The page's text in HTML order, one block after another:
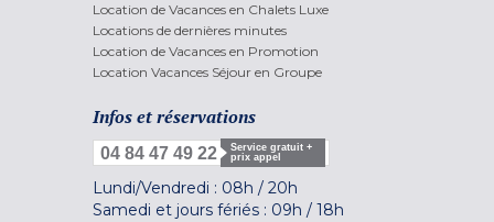
Location de Vacances en Chalets Luxe
Locations de dernières minutes
Location de Vacances en Promotion
Location Vacances Séjour en Groupe
Infos et réservations
04 84 47 49 22
Service gratuit +
prix appel
Lundi/Vendredi : 08h / 20h
Samedi et jours fériés : 09h / 18h